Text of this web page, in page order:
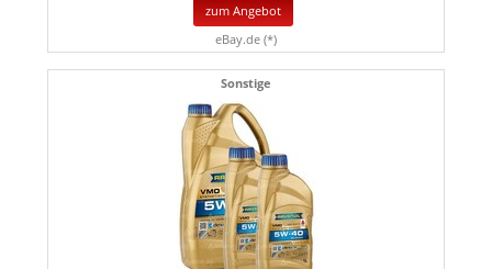
zum Angebot
eBay.de (*)
Sonstige